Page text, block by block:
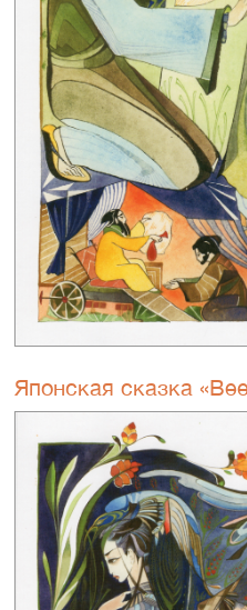
Японская сказка